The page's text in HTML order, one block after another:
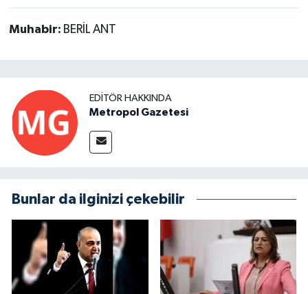
Muhabir: BERİL ANT
EDITÖR HAKKINDA
Metropol Gazetesi
Bunlar da ilginizi çekebilir